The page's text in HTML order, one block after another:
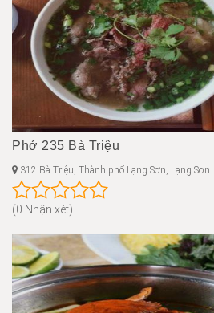
Phở 235 Bà Triệu
312 Bà Triệu, Thành phố Lạng Sơn, Lạng Sơn
(0 Nhận xét)